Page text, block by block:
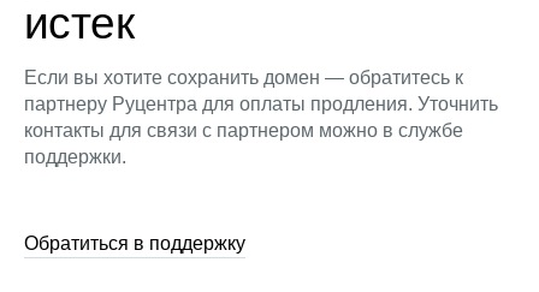
истек
Если вы хотите сохранить домен — обратитесь к
партнеру Руцентра для оплаты продления. Уточнить
контакты для связи с партнером можно в службе
поддержки.
Обратиться в поддержку